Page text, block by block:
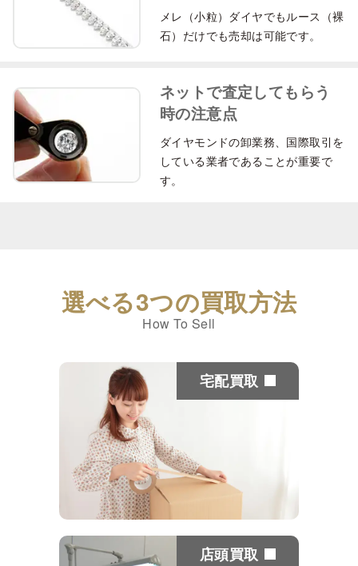
メレ（小粒）ダイヤでもルース（裸
石）だけでも売却は可能です。
ネットで査定してもらう
時の注意点
ダイヤモンドの卸業務、国際取引を
している業者であることが重要で
す。
選べる3つの買取方法
How To Sell
宅配買取
店頭買取